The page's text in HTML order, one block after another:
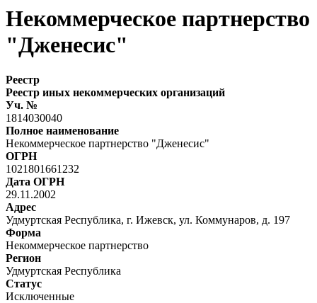
Некоммерческое партнерство
"Дженесис"
Реестр
Реестр иных некоммерческих организаций
Уч. №
1814030040
Полное наименование
Некоммерческое партнерство "Дженесис"
ОГРН
1021801661232
Дата ОГРН
29.11.2002
Адрес
Удмуртская Республика, г. Ижевск, ул. Коммунаров, д. 197
Форма
Некоммерческое партнерство
Регион
Удмуртская Республика
Статус
Исключенные